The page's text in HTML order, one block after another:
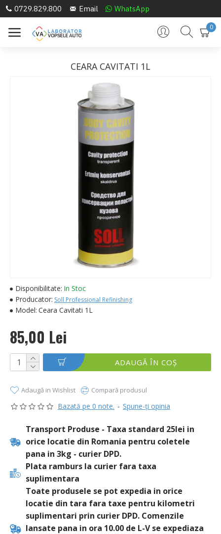
0729.829.800 Email WhatsApp
0
CEARA CAVITATI 1L
Disponibilitate: In Stoc
Producator: Soll Professional Refinishing
Model: Ceara Cavitati 1L
Bazată pe 0 note. - Spune-ţi opinia
85,00 Lei
ADAUGĂ ÎN COŞ
Adaugă in Wishlist Compară produsul
Transport Produse - Taxa standard 25lei in
orice locatie din Romania pentru coletele
pana in 3kg - curier DPD.
Plata ramburs la curier fara taxa
suplimentara
Toate produsele se pot expedia in orice
locatie din tara fara taxe pentru kilometri
suplimentari prin curier DPD. Comenzile
lansate pana in ora 10.00 de L-V se expediaza